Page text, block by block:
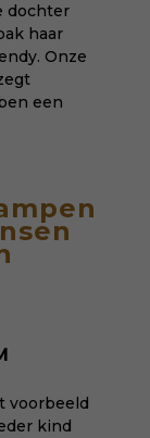
dochter
haar
Onze
een
voorbeeld
kind